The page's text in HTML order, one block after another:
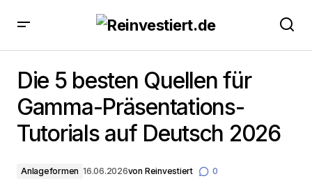
Tutorials auf Deutsch 2026
Die 5 besten Quellen für
Gamma-Präsentations-
Tutorials auf Deutsch 2026
Anlageformen 16.06.2026von Reinvestiert 0